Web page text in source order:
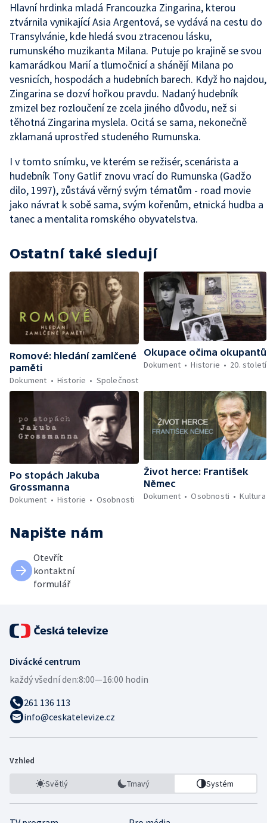
Hlavní hrdinka mladá Francouzka Zingarina, kterou
ztvárnila vynikající Asia Argentová, se vydává na cestu do
Transylvánie, kde hledá svou ztracenou lásku,
rumunského muzikanta Milana. Putuje po krajině se svou
kamarádkou Marií a tlumočnicí a shánějí Milana po
vesnicích, hospodách a hudebních barech. Když ho najdou,
Zingarina se dozví hořkou pravdu. Nadaný hudebník
zmizel bez rozloučení ze zcela jiného důvodu, než si
těhotná Zingarina myslela. Ocitá se sama, nekonečně
zklamaná uprostřed studeného Rumunska.
I v tomto snímku, ve kterém se režisér, scenárista a
hudebník Tony Gatlif znovu vrací do Rumunska (Gadžo
dilo, 1997), zůstává věrný svým tématům - road movie
jako návrat k sobě sama, svým kořenům, etnická hudba a
tanec a mentalita romského obyvatelstva.
Ostatní také sledují
Romové: hledání zamlčené
paměti
Dokument
Historie Společnost
Okupace očima okupantů
Dokument
Historie 20. století
Po stopách Jakuba
Grossmanna
Dokument
Historie Osobnosti
Život herce: František
Němec
Dokument
Osobnosti Kultura
Napište nám
Otevřít
kontaktní
formulář
Divácké centrum
každý všední den:8:00—16:00 hodin
261 136 113
info@ceskatelevize.cz
Vzhled
Světlý Tmavý Systém